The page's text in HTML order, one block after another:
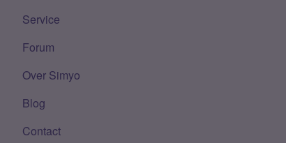
Service
Forum
Over Simyo
Blog
Contact